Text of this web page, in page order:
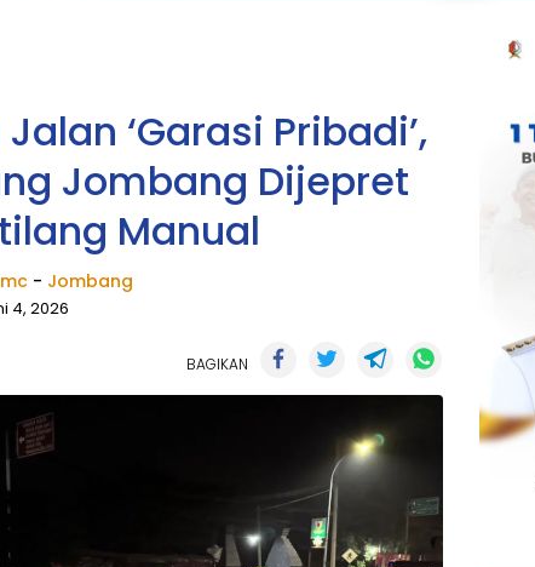
‘Garasi Pribadi’,
Jombang Dijepret
Manual
- Jombang
4, 2026
BAGIKAN